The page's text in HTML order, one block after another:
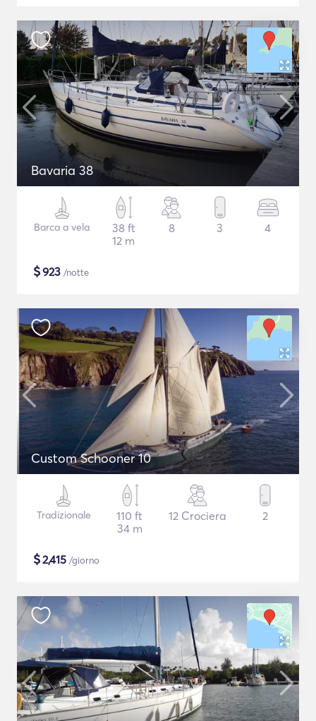
Bavaria 38
Barca a vela
38 ft
12 m
8 3 4
$923 /notte
Custom Schooner 10
Tradizionale
110 ft
34 m
12 Crociera 2
$2,415 /giorno